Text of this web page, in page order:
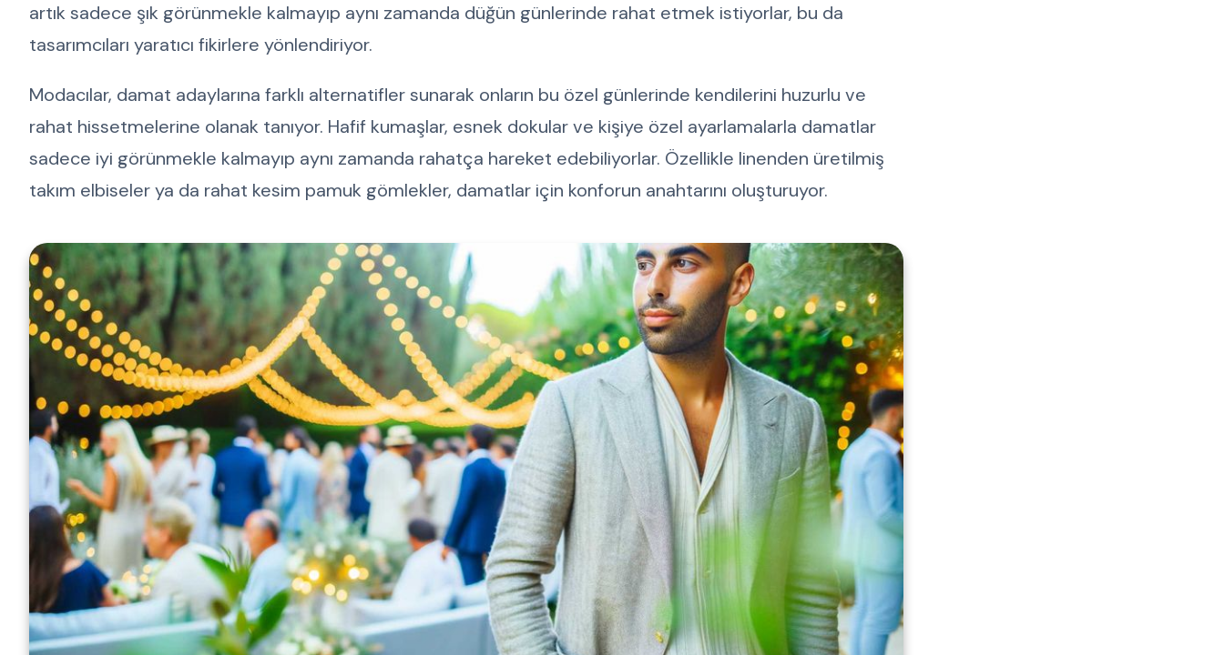
artık sadece şık görünmekle kalmayıp aynı zamanda düğün günlerinde rahat etmek istiyorlar, bu da
tasarımcıları yaratıcı fikirlere yönlendiriyor.
Modacılar, damat adaylarına farklı alternatifler sunarak onların bu özel günlerinde kendilerini huzurlu ve
rahat hissetmelerine olanak tanıyor. Hafif kumaşlar, esnek dokular ve kişiye özel ayarlamalarla damatlar
sadece iyi görünmekle kalmayıp aynı zamanda rahatça hareket edebiliyorlar. Özellikle linenden üretilmiş
takım elbiseler ya da rahat kesim pamuk gömlekler, damatlar için konforun anahtarını oluşturuyor.